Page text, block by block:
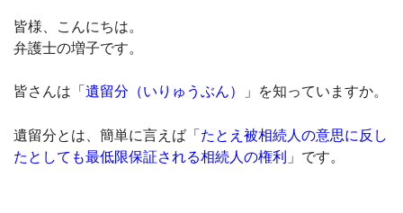
皆様、こんにちは。
弁護士の増子です。
皆さんは「 遺留分（いりゅうぶん） 」を知っていますか。
遺留分とは、簡単に言えば「たとえ被相続人の意思に反し
たとしても最低限保証される相続人の権利 」です。